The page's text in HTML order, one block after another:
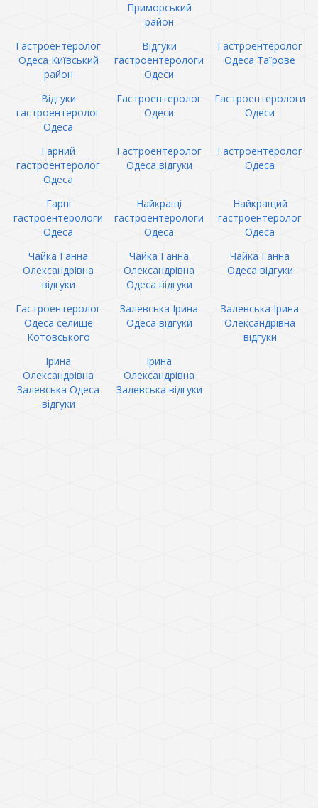
Приморський
район
Гастроентеролог
Одеса Київський
район
Відгуки
гастроентерологи
Одеси
Гастроентеролог
Одеса Таїрове
Відгуки
гастроентеролог
Одеса
Гастроентеролог
Одеси
Гастроентерологи
Одеси
Гарний
гастроентеролог
Одеса
Гастроентеролог
Одеса відгуки
Гастроентеролог
Одеса
Гарні
гастроентерологи
Одеса
Найкращі
гастроентерологи
Одеса
Найкращий
гастроентеролог
Одеса
Чайка Ганна
Олександрівна
відгуки
Чайка Ганна
Олександрівна
Одеса відгуки
Чайка Ганна
Одеса відгуки
Гастроентеролог
Одеса селище
Котовського
Залевська Ірина
Одеса відгуки
Залевська Ірина
Олександрівна
відгуки
Ірина
Олександрівна
Залевська Одеса
відгуки
Ірина
Олександрівна
Залевська відгуки